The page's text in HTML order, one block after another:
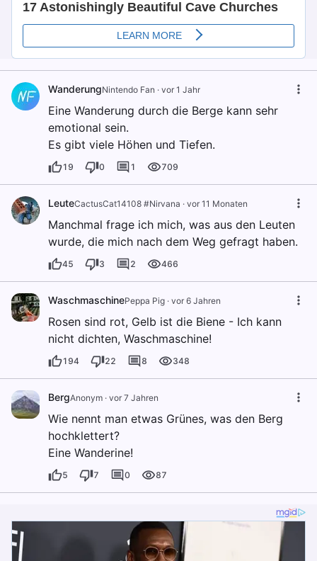
WanderungNintendo Fan · vor 1 Jahr
Eine Wanderung durch die Berge kann sehr
emotional sein.
Es gibt viele Höhen und Tiefen.
19 0 1 709
LeuteCactusCat14108 #Nirvana · vor 11 Monaten
Manchmal frage ich mich, was aus den Leuten
wurde, die mich nach dem Weg gefragt haben.
45 3 2 466
WaschmaschinePeppa Pig · vor 6 Jahren
Rosen sind rot, Gelb ist die Biene - Ich kann
nicht dichten, Waschmaschine!
194 22 8 348
BergAnonym · vor 7 Jahren
Wie nennt man etwas Grünes, was den Berg
hochklettert?
Eine Wanderine!
5 7 0 87